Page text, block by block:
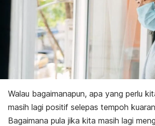
Walau bagaimanapun, apa yang perlu
masih lagi positif selepas tempoh
Bagaimana pula jika kita masih lagi